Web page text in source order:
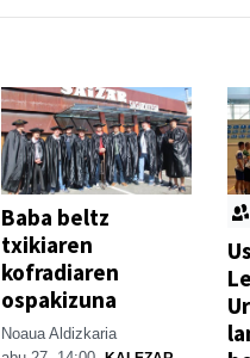
Baba beltz
txikiaren
kofradiaren
ospakizuna
Noaua Aldizkaria